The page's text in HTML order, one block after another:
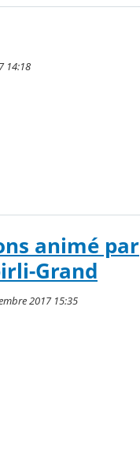
14:18
animé par
Grand
2017 15:35